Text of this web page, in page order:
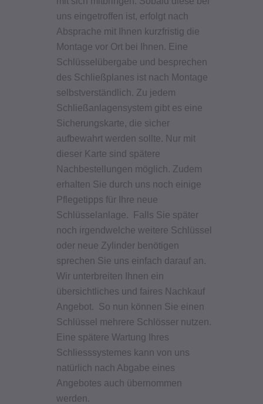
uns eingetroffen ist, erfolgt nach
Absprache mit Ihnen kurzfristig die
Montage vor Ort bei Ihnen. Eine
Schlüsselübergabe und besprechen
des Schließplanes ist nach Montage
selbstverständlich. Zu jedem
Schließanlagensystem gibt es eine
Sicherungskarte, die sicher
aufbewahrt werden sollte. Nur mit
dieser Karte sind spätere
Nachbestellungen möglich. Zudem
erhalten Sie durch uns noch einige
Pflegetipps für Ihre neue
Schlüsselanlage. Falls Sie später
noch irgendwelche weitere Schlüssel
oder neue Zylinder benötigen
sprechen Sie uns einfach darauf an.
Wir unterbreiten Ihnen ein
übersichtliches und faires Nachkauf
Angebot. So nun können Sie einen
Schlüssel mehrere Schlösser nutzen.
Eine spätere Wartung Ihres
Schliesssystemes kann von uns
natürlich nach Abgabe eines
Angebotes auch übernommen
werden.